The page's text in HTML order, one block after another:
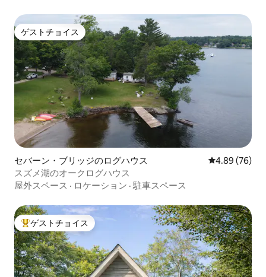
ゲストチョイス
ゲストチョイス
セバーン・ブリッジのログハウス レビュー76
4.89 (76)
スズメ湖のオークログハウス
屋外スペース · ロケーション ·駐車スペース
大好評のゲストチョイスです。
ゲストチョイス